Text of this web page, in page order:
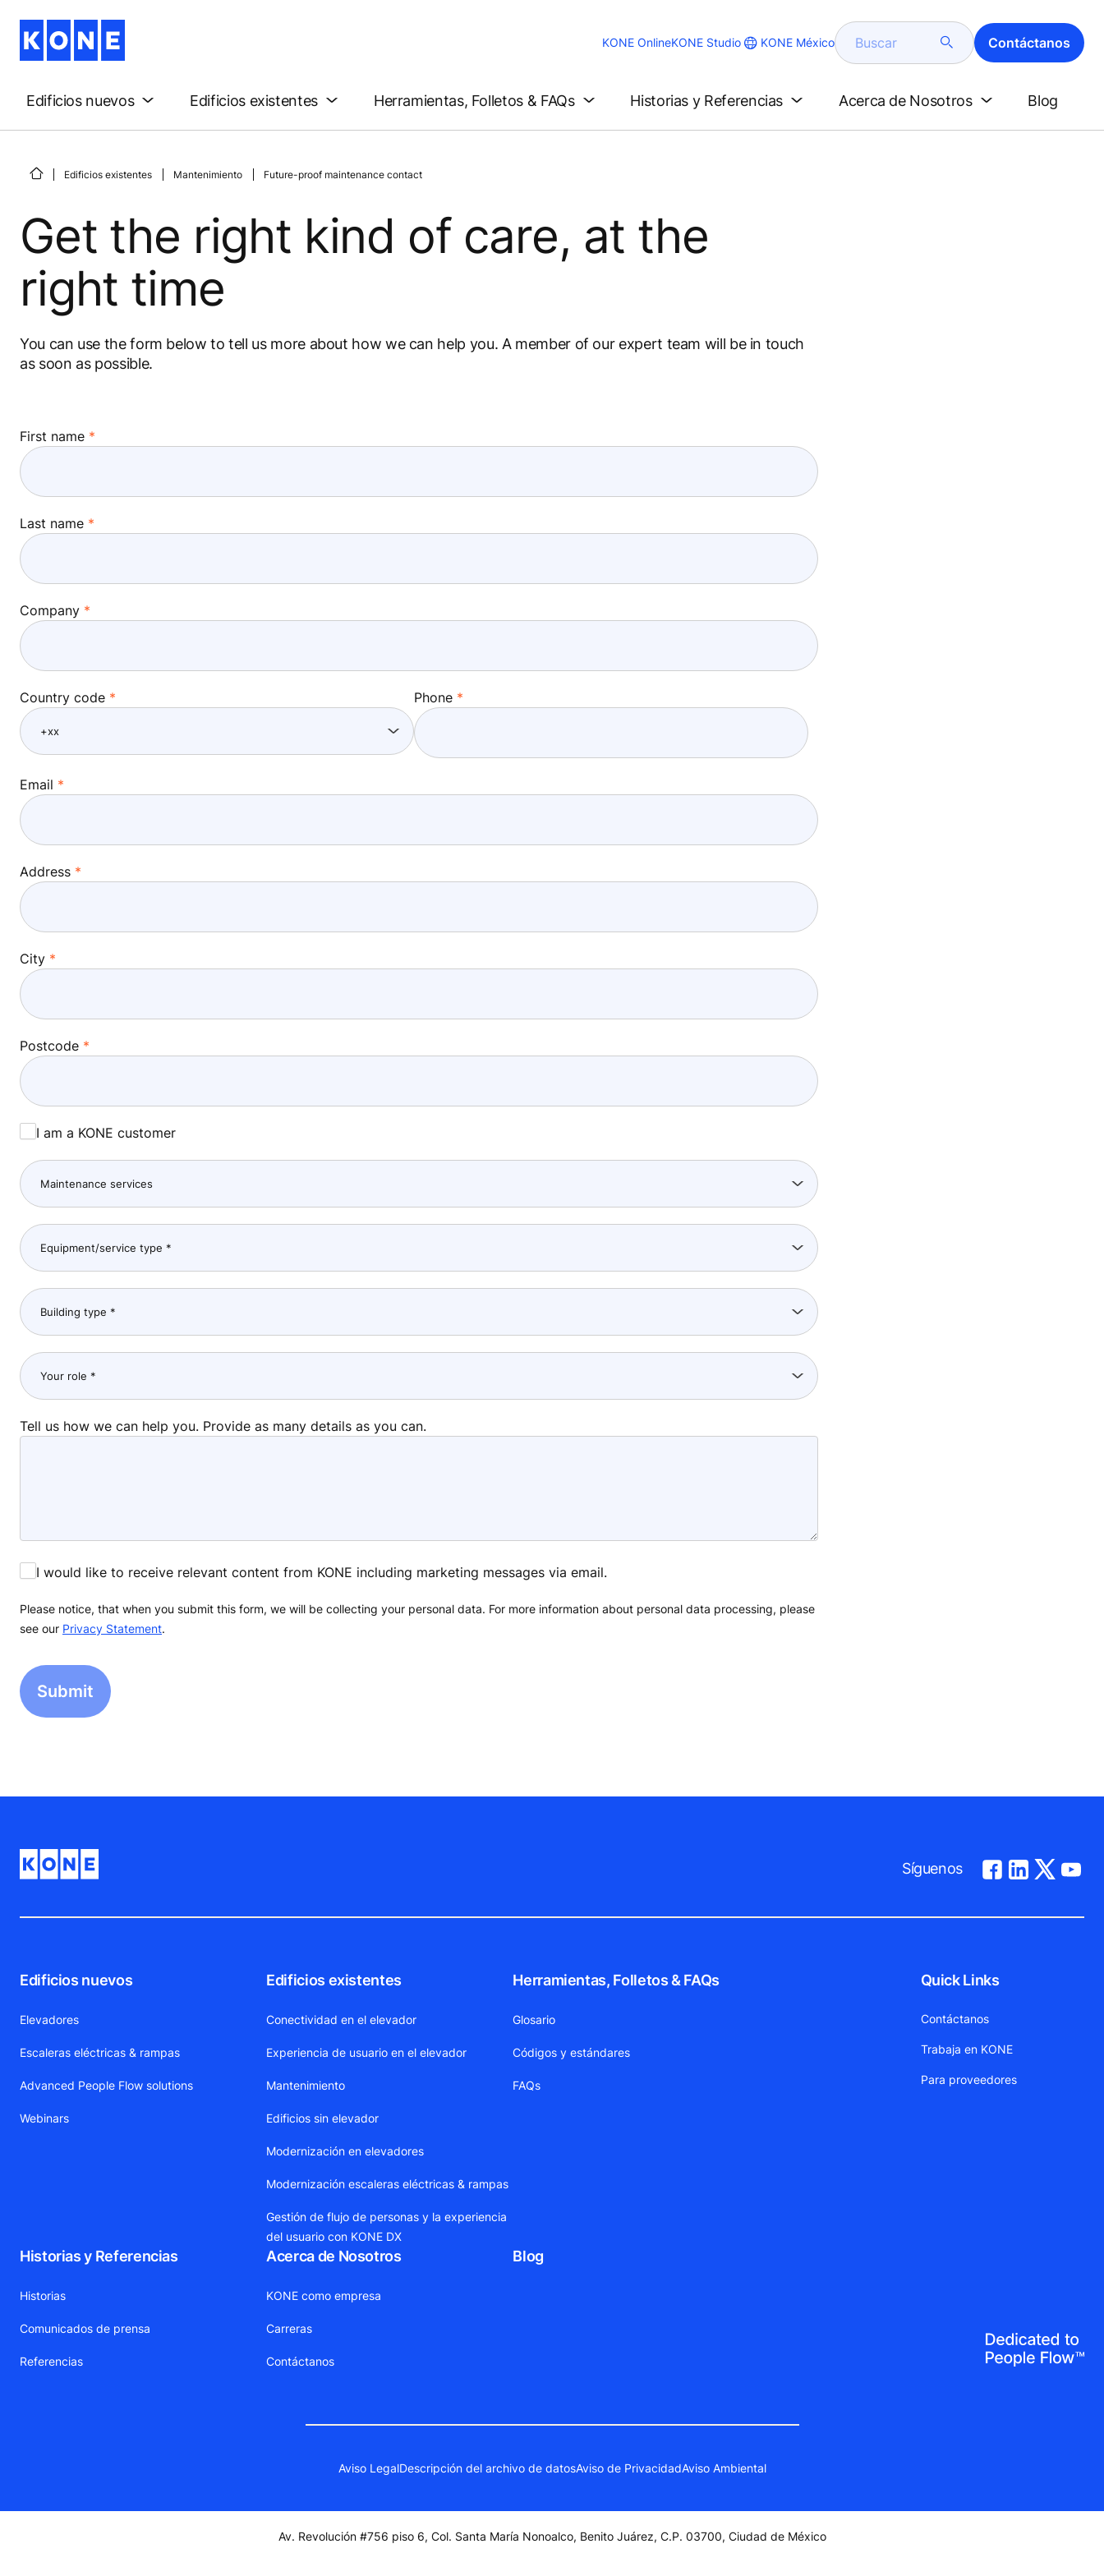
KONE OnlineKONE Studio KONE México Buscar Contáctanos
Edificios nuevos Edificios existentes Herramientas, Folletos & FAQs Historias y Referencias Acerca de Nosotros Blog
Edificios existentes Mantenimiento Future-proof maintenance contact
Get the right kind of care, at the
right time
You can use the form below to tell us more about how we can help you. A member of our expert team will be in touch
as soon as possible.
First name
Last name
Company
Country code Phone
Email
Address
City
Postcode
I am a KONE customer
Tell us how we can help you. Provide as many details as you can.
I would like to receive relevant content from KONE including marketing messages via email.
Please notice, that when you submit this form, we will be collecting your personal data. For more information about personal data processing, please
see our Privacy Statement.
Síguenos
Edificios nuevos
Elevadores
Escaleras eléctricas & rampas
Advanced People Flow solutions
Webinars
Edificios existentes
Conectividad en el elevador
Experiencia de usuario en el elevador
Mantenimiento
Edificios sin elevador
Modernización en elevadores
Modernización escaleras eléctricas & rampas
Gestión de flujo de personas y la experiencia
del usuario con KONE DX
Herramientas, Folletos & FAQs
Glosario
Códigos y estándares
FAQs
Historias y Referencias
Historias
Comunicados de prensa
Referencias
Acerca de Nosotros
KONE como empresa
Carreras
Contáctanos
Blog
Quick Links
Contáctanos
Trabaja en KONE
Para proveedores
Aviso LegalDescripción del archivo de datosAviso de PrivacidadAviso Ambiental
Av. Revolución #756 piso 6, Col. Santa María Nonoalco, Benito Juárez, C.P. 03700, Ciudad de México